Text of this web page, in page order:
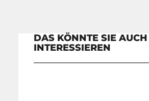
DAS KÖNNTE SIE AUCH
INTERESSIEREN